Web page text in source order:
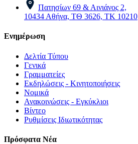
Πατησίων 69 & Αινιάνος 2,
10434 Αθήνα, ΤΘ 3626, ΤΚ 10210
Ενημέρωση
Δελτία Τύπου
Γενικά
Γραμματείες
Εκδηλώσεις - Κινητοποιήσεις
Νομικά
Ανακοινώσεις - Εγκύκλιοι
Βίντεο
Ρυθμίσεις Ιδιωτικότητας
Πρόσφατα Νέα